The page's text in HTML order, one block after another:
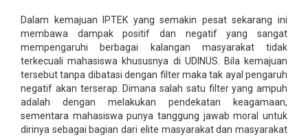
Dalam kemajuan IPTEK yang semakin pesat sekarang ini
membawa dampak positif dan negatif yang sangat
mempengaruhi berbagai kalangan masyarakat tidak
terkecuali mahasiswa khususnya di UDINUS. Bila kemajuan
tersebut tanpa dibatasi dengan filter maka tak ayal pengaruh
negatif akan terserap. Dimana salah satu filter yang ampuh
adalah dengan melakukan pendekatan keagamaan,
sementara mahasiswa punya tanggung jawab moral untuk
dirinya sebagai bagian dari elite masyarakat dan masyarakat